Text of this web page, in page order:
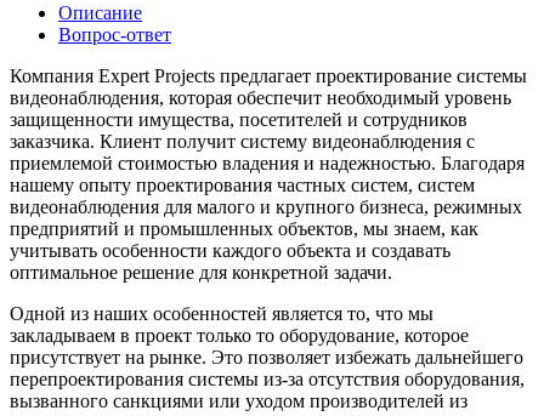
Описание
Вопрос-ответ
Компания Expert Projects предлагает проектирование системы
видеонаблюдения, которая обеспечит необходимый уровень
защищенности имущества, посетителей и сотрудников
заказчика. Клиент получит систему видеонаблюдения с
приемлемой стоимостью владения и надежностью. Благодаря
нашему опыту проектирования частных систем, систем
видеонаблюдения для малого и крупного бизнеса, режимных
предприятий и промышленных объектов, мы знаем, как
учитывать особенности каждого объекта и создавать
оптимальное решение для конкретной задачи.
Одной из наших особенностей является то, что мы
закладываем в проект только то оборудование, которое
присутствует на рынке. Это позволяет избежать дальнейшего
перепроектирования системы из-за отсутствия оборудования,
вызванного санкциями или уходом производителей из